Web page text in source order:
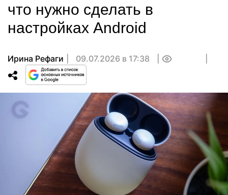
что нужно сделать в
настройках Android
Ирина Рефаги 09.07.2026 в 17:38